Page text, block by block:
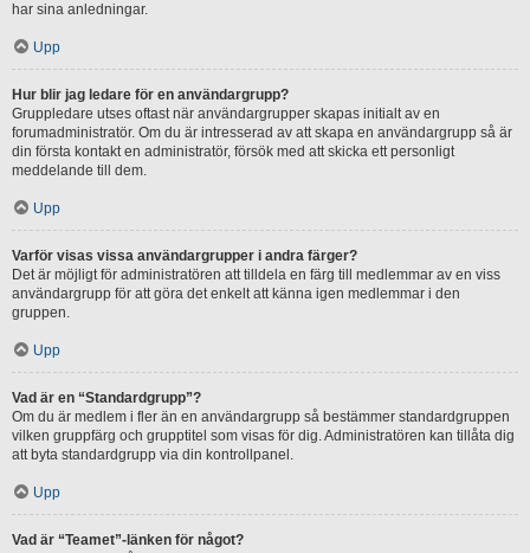
har sina anledningar.
Upp
Hur blir jag ledare för en användargrupp?
Gruppledare utses oftast när användargrupper skapas initialt av en
forumadministratör. Om du är intresserad av att skapa en användargrupp så är
din första kontakt en administratör, försök med att skicka ett personligt
meddelande till dem.
Upp
Varför visas vissa användargrupper i andra färger?
Det är möjligt för administratören att tilldela en färg till medlemmar av en viss
användargrupp för att göra det enkelt att känna igen medlemmar i den
gruppen.
Upp
Vad är en “Standardgrupp”?
Om du är medlem i fler än en användargrupp så bestämmer standardgruppen
vilken gruppfärg och grupptitel som visas för dig. Administratören kan tillåta dig
att byta standardgrupp via din kontrollpanel.
Upp
Vad är “Teamet”-länken för något?